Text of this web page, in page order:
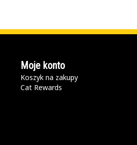
Moje konto
Koszyk na zakupy
Cat Rewards